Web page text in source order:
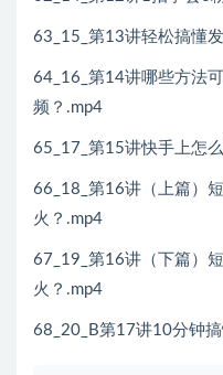
63_15_第13讲轻松搞懂
64_16_第14讲哪些方法
频？.mp4
65_17_第15讲快手上怎
66_18_第16讲（上篇）
火？.mp4
67_19_第16讲（下篇）
火？.mp4
68_20_B第17讲10分钟